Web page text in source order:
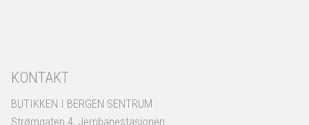
KONTAKT
BUTIKKEN I BERGEN SENTRUM
Strømgaten 4, Jernbanestasjonen